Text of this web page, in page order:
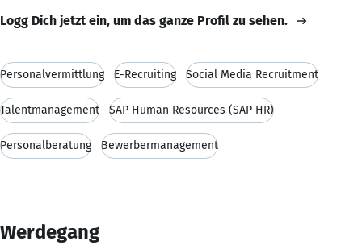
Logg Dich jetzt ein, um das ganze Profil zu sehen.
Personalvermittlung E-Recruiting Social Media Recruitment
Talentmanagement SAP Human Resources (SAP HR)
Personalberatung Bewerbermanagement
Werdegang